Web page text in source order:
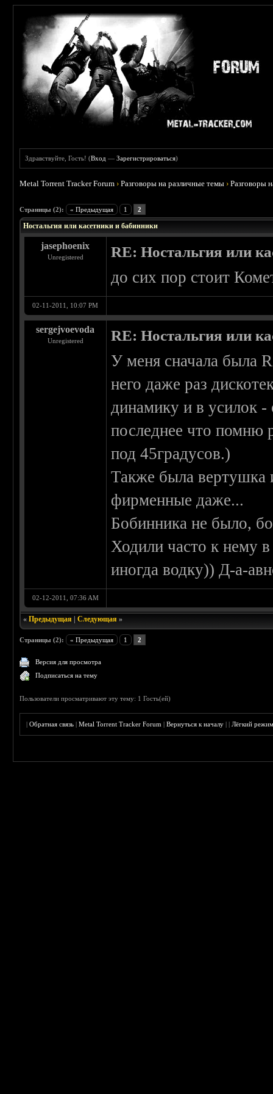
Здравствуйте, Гость! (Вход —Зарегистрироваться)
Metal Torrent Tracker Forum ›Разговоры на различные темы ›Разговоры
Страницы (2): « Предыдущая 1 2
Ностальгия или касетники и бабинники
jasephoenix
Unregistered RE: Ностальгия или
до сих пор стоит
02-11-2011, 10:07 PM
sergejvoevoda
Unregistered RE: Ностальгия или
У меня сначала была
него даже раз
динамику и в усилок
последнее что помню
под 45градусов.)
Также была вертушка
фирменные даже...
Бобинника не было,
Ходили часто к нему
иногда водку)) Д-а-
02-12-2011, 07:36 AM
«Предыдущая |Следующая »
Страницы (2): « Предыдущая 1 2
Версия для просмотра
Подписаться на тему
Пользователи просматривают эту тему: 1 Гость(ей)
|Обратная связь |Metal Torrent Tracker Forum |Вернуться к началу ||Лёгкий